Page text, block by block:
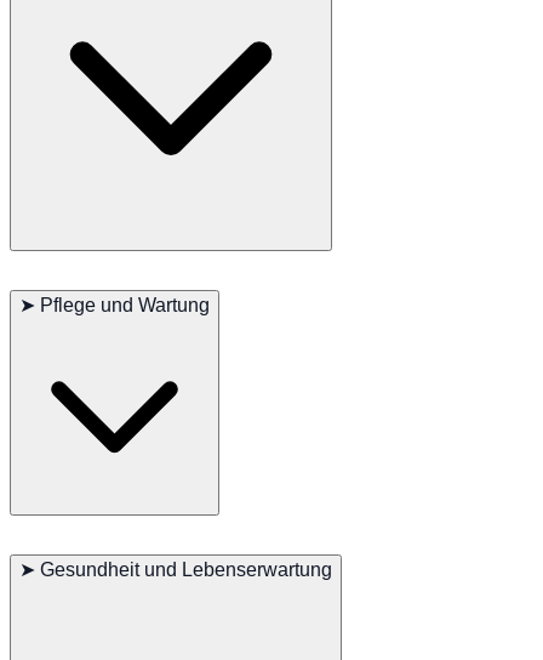
Intelligenz, Neugier und Extrovertiertheit. Sie sind
Schottische Geradeohrkatzen lieben Abenteuer und sind neugierig,
was sie zu interessanten und unterhaltsamen Begleitern macht.
➤ Pflege und Wartung
erfordert regelmäßige Pflege, um Verfilzungen zu vermeiden und
➤ Gesundheit und Lebenserwartung